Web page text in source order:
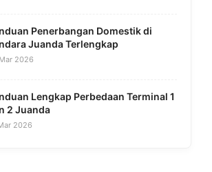
Penerbangan Domestik di
Juanda Terlengkap
2026
Lengkap Perbedaan Terminal 1
2 Juanda
2026